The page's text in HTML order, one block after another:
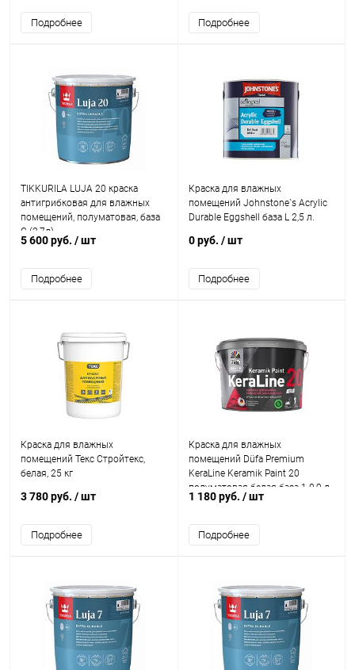
Подробнее Подробнее
TIKKURILA LUJA 20 краска
антигрибковая для влажных
помещений, полуматовая, база
C (2,7л)
5 600 руб. / шт
Подробнее
Краска для влажных
помещений Johnstone`s Acrylic
Durable Eggshell база L 2,5 л.
0 руб. / шт
Подробнее
Краска для влажных
помещений Текс Стройтекс,
белая, 25 кг
3 780 руб. / шт
Подробнее
Краска для влажных
помещений Düfa Premium
KeraLine Keramik Paint 20
полуматовая белая база 1 0,9 л.
1 180 руб. / шт
Подробнее